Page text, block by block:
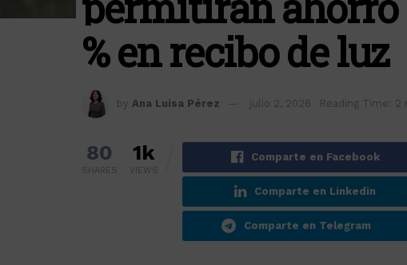
% en recibo de luz
by Ana Luisa Pérez julio 2, 2026 Reading Time: 2
80
SHARES
1k
VIEWS
Comparte en Facebook
Comparte en Linkedin
Comparte en Telegram